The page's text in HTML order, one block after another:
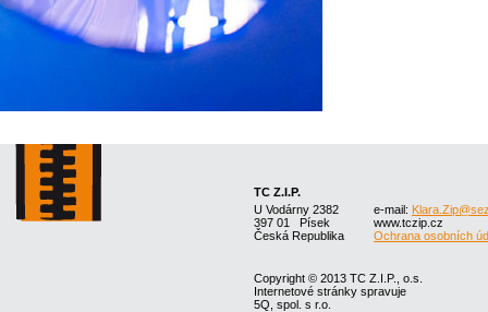
TC Z.I.P.
U Vodárny 2382
397 01 Písek
Česká Republika
e-mail:
www.tczip.cz
Ochrana osobních
Copyright © 2013 TC Z.I.P., o.s.
Internetové stránky spravuje
5Q, spol. s r.o.